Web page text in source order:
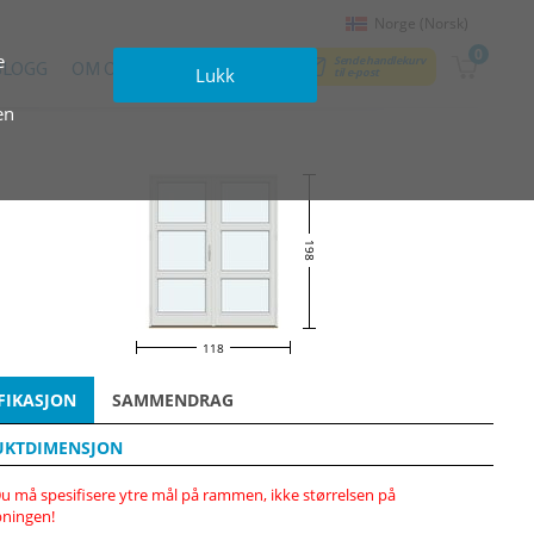
Lukk
Sende handlekurv
til e‑post
0
OM OSS KONTAKTER
Norge (Norsk)
198
118
SAMMENDRAG
må spesifisere ytre mål på rammen, ikke størrelsen på